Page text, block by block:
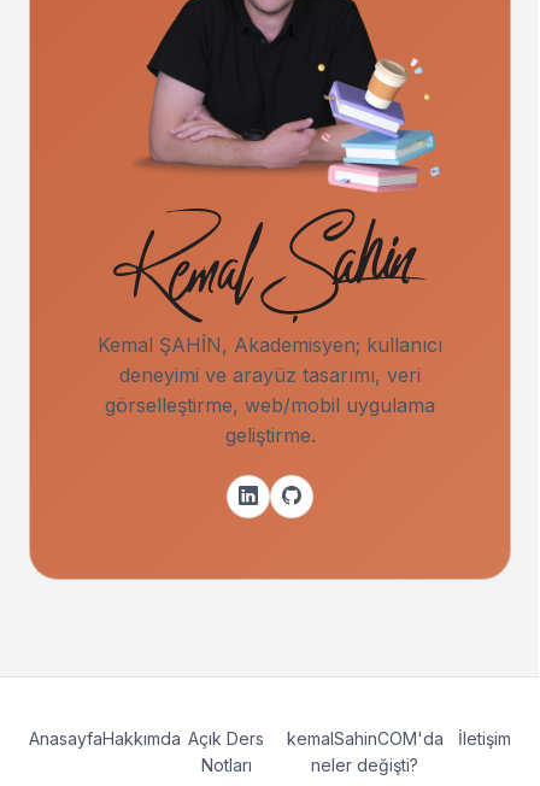
Kemal ŞAHİN, Akademisyen; kullanıcı
deneyimi ve arayüz tasarımı, veri
görselleştirme, web/mobil uygulama
geliştirme.
AnasayfaHakkımda Açık Ders
Notları
kemalSahinCOM'da
neler değişti?
İletişim